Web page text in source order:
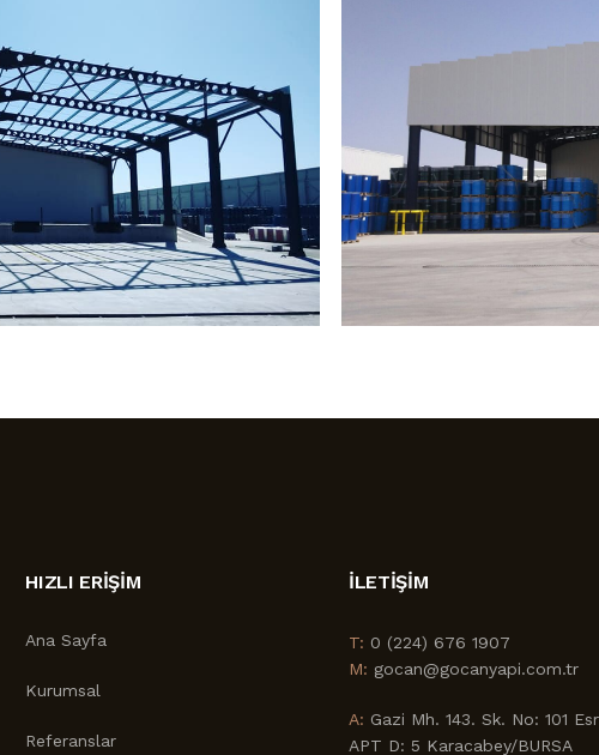
HIZLI ERİŞİM
Ana Sayfa
Kurumsal
Referanslar
İLETİŞİM
T: 0 (224) 676 1907
M: gocan@gocanyapi.com.tr
A: Gazi Mh. 143. Sk. No: 101
APT D: 5 Karacabey/BURSA